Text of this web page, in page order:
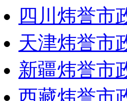
四川炜誉市
天津炜誉市
新疆炜誉市